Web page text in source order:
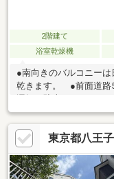
2階建て
浴室乾燥機
●南向きのバルコニーは
乾きます。 ●前面道路
運転・駐車がしやすそ
望・間取りの使い勝手
てください。 ●平日の
合せ下さいませ。
東京都八王